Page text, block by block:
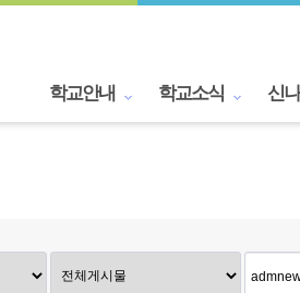
학교안내 학교소식 신